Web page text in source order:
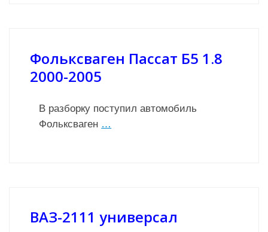
Фольксваген Пассат Б5 1.8
2000-2005
В разборку поступил автомобиль
Фольксваген …
ВАЗ-2111 универсал